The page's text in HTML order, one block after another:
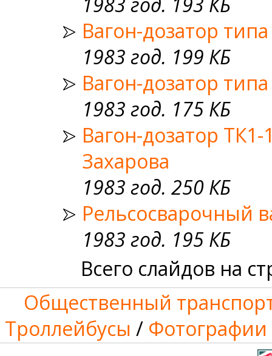
Вагон-дозатор
1983 год. 199 КБ
Вагон-дозатор
1983 год. 175 КБ
Вагон-дозатор
Захарова
1983 год. 250 КБ
Рельсосварочный
1983 год. 195 КБ
Всего слайдов на
Общественный
Троллейбусы / Фотографии